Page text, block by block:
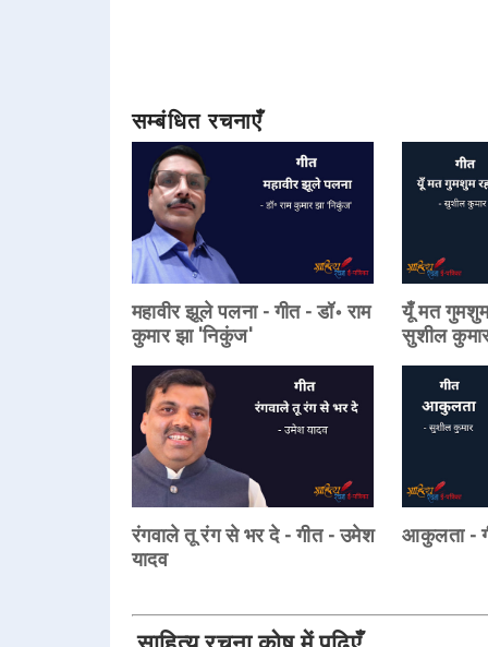
सम्बंधित रचनाएँ
महावीर झूले पलना - गीत - डॉ॰ राम
कुमार झा 'निकुंज'
यूँ मत गुमशुम
सुशील
रंगवाले तू रंग से भर दे - गीत - उमेश
यादव
आकुलता -